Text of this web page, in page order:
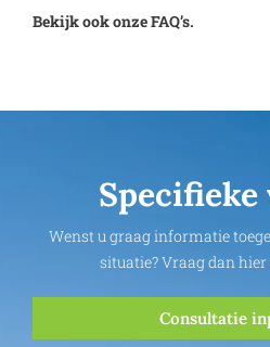
Bekijk ook onze FAQ’s.
Specifieke
Wenst u graag informatie
situatie? Vraag dan hier
Consultatie